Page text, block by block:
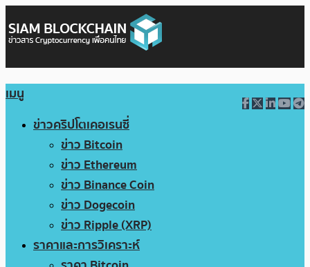
เมนู
ข่าวคริปโตเคอเรนซี่
ข่าว Bitcoin
ข่าว Ethereum
ข่าว Binance Coin
ข่าว Dogecoin
ข่าว Ripple (XRP)
ราคาและการวิเคราะห์